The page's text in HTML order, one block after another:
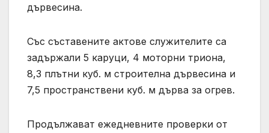
дървесина.
Със съставените актове служителите са
задържали 5 каруци, 4 моторни триона,
8,3 плътни куб. м строителна дървесина и
7,5 пространствени куб. м дърва за огрев.
Продължават ежедневните проверки от